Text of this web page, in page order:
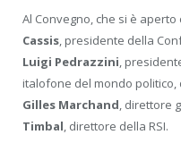
Al Convegno, che si è
Cassis, presidente della
Luigi Pedrazzini,
italofone del mondo politico,
Gilles Marchand, direttore
Timbal, direttore della RSI.